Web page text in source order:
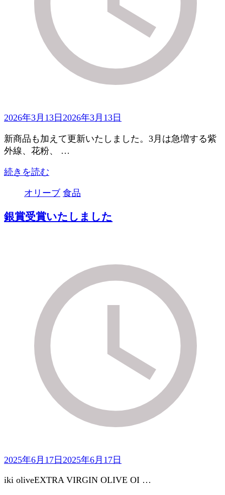
2026年3月13日 2026年3月13日
新商品も加えて更新いたしました。3月は急増する紫
外線、花粉、 …
続きを読む
オリーブ 食品
銀賞受賞いたしました
2025年6月17日 2025年6月17日
iki oliveEXTRA VIRGIN OLIVE OI …